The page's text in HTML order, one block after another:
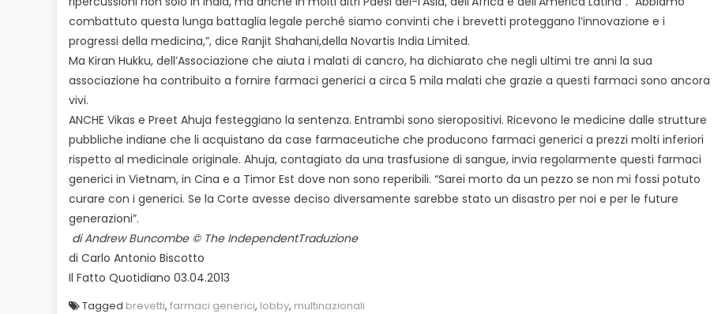
combattuto questa lunga battaglia legale perché siamo convinti che i brevetti proteggano l’innovazione e i
progressi della medicina,”, dice Ranjit Shahani,della Novartis India Limited.
Ma Kiran Hukku, dell’Associazione che aiuta i malati di cancro, ha dichiarato che negli ultimi tre anni la sua
associazione ha contribuito a fornire farmaci generici a circa 5 mila malati che grazie a questi farmaci sono ancora
vivi.
ANCHE Vikas e Preet Ahuja festeggiano la sentenza. Entrambi sono sieropositivi. Ricevono le medicine dalle strutture
pubbliche indiane che li acquistano da case farmaceutiche che producono farmaci generici a prezzi molti inferiori
rispetto al medicinale originale. Ahuja, contagiato da una trasfusione di sangue, invia regolarmente questi farmaci
generici in Vietnam, in Cina e a Timor Est dove non sono reperibili. “Sarei morto da un pezzo se non mi fossi potuto
curare con i generici. Se la Corte avesse deciso diversamente sarebbe stato un disastro per noi e per le future
generazioni”.
di Andrew Buncombe © The IndependentTraduzione
di Carlo Antonio Biscotto
Il Fatto Quotidiano 03.04.2013
Tagged brevetti, farmaci generici, lobby, multinazionali